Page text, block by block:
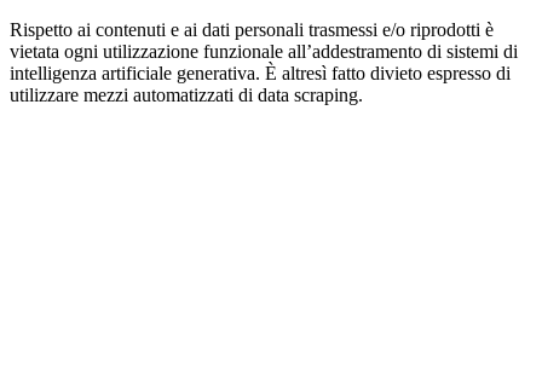
Rispetto ai contenuti e ai dati personali trasmessi e/o riprodotti è
vietata ogni utilizzazione funzionale all’addestramento di sistemi di
intelligenza artificiale generativa. È altresì fatto divieto espresso di
utilizzare mezzi automatizzati di data scraping.